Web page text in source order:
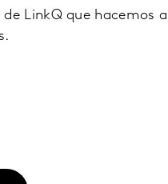
LinkQ que hacemos